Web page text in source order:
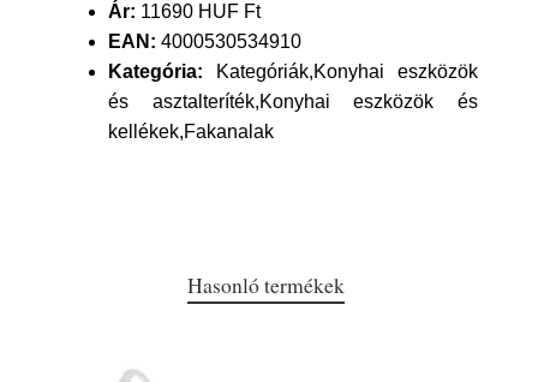
Ár: 11690 HUF Ft
EAN: 4000530534910
Kategória: Kategóriák,Konyhai eszközök
és asztalteríték,Konyhai eszközök és
kellékek,Fakanalak
Hasonló termékek